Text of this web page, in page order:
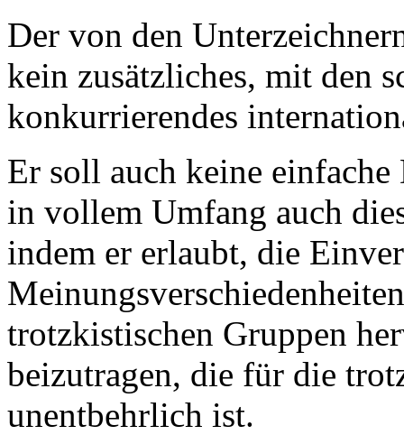
Der von den
kein zusätzliches, mit den
konkurrierendes
Er soll auch keine
in vollem Umfang auch
indem er erlaubt, die
trotzkistischen Gruppen
beizutragen, die für die
unentbehrlich ist.